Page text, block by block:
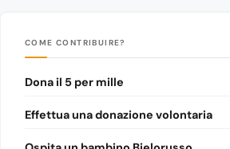
COME CONTRIBUIRE?
Dona il 5 per mille
Effettua una donazione volontaria